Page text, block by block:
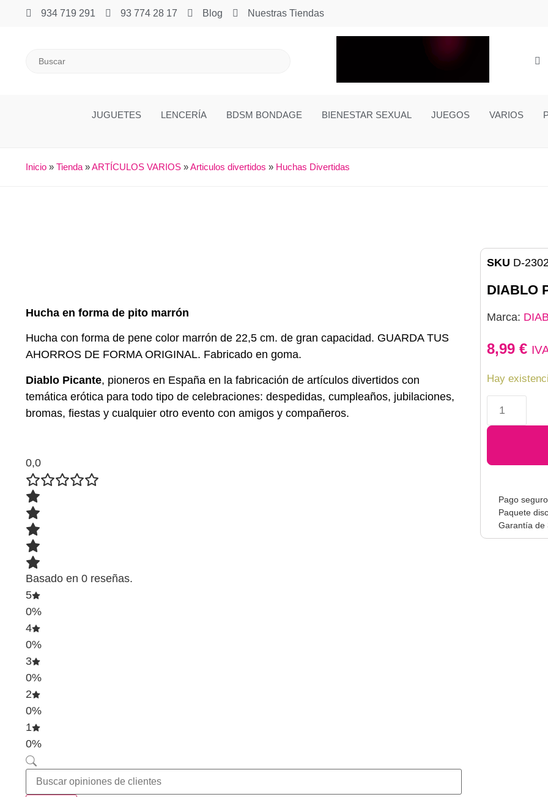
934 719 291 93 774 28 17 Blog Nuestras Tiendas
JUGUETES LENCERÍA BDSM BONDAGE BIENESTAR SEXUAL JUEGOS VARIOS
Inicio » Tienda »ARTÍCULOS VARIOS »Articulos divertidos » Huchas Divertidas
Hucha en forma de pito marrón
Hucha con forma de pene color marrón de 22,5 cm. de gran capacidad. GUARDA TUS
AHORROS DE FORMA ORIGINAL. Fabricado en goma.
Diablo Picante, pioneros en España en la fabricación de artículos divertidos con
temática erótica para todo tipo de celebraciones: despedidas, cumpleaños, jubilaciones,
bromas, fiestas y cualquier otro evento con amigos y compañeros.
0,0
Basado en 0 reseñas.
5
0%
4
0%
3
0%
2
0%
1
0%
SKU D-
DIABLO
Marca:
8,99 €
Hay
Pago seguro
Paquete
Garantía de